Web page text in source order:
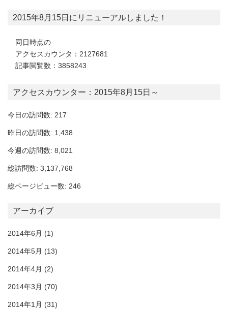
2015年8月15日にリニューアルしました！
同日時点の
アクセスカウンタ：2127681
記事閲覧数：3858243
アクセスカウンター：2015年8月15日～
今日の訪問数: 217
昨日の訪問数: 1,438
今週の訪問数: 8,021
総訪問数: 3,137,768
総ページビュー数: 246
アーカイブ
2014年6月 (1)
2014年5月 (13)
2014年4月 (2)
2014年3月 (70)
2014年1月 (31)